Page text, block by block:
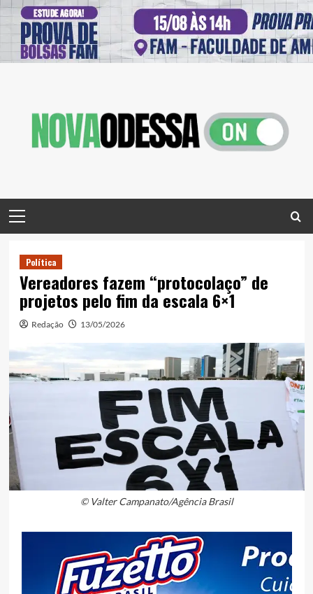
Menu
Política
Vereadores fazem “protocolaço” de
projetos pelo fim da escala 6×1
Redação 13/05/2026
© Valter Campanato/Agência Brasil